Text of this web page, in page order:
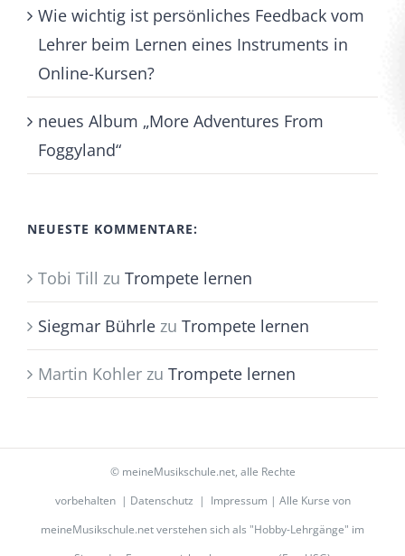
Wie wichtig ist persönliches Feedback vom
Lehrer beim Lernen eines Instruments in
Online-Kursen?
neues Album „More Adventures From
Foggyland“
NEUESTE KOMMENTARE:
Tobi Till zu Trompete lernen
Siegmar Bührle zu Trompete lernen
Martin Kohler zu Trompete lernen
© meineMusikschule.net, alle Rechte
vorbehalten | Datenschutz | Impressum | Alle Kurse von
meineMusikschule.net verstehen sich als "Hobby-Lehrgänge" im